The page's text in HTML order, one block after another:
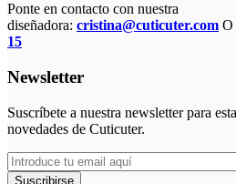
Ponte en contacto con nuestra
diseñadora: cristina@cuticuter.com O
15
Newsletter
Suscríbete a nuestra newsletter para
novedades de Cuticuter.